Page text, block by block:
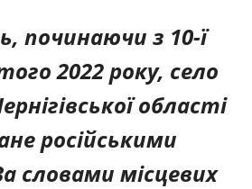
починаючи з 10-ї
2022 року, село
області
російськими
словами місцевих